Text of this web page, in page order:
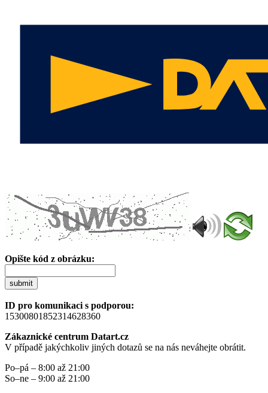
Opište kód z obrázku:
submit
ID pro komunikaci s podporou:
15300801852314628360
Zákaznické centrum Datart.cz
V případě jakýchkoliv jiných dotazů se na nás neváhejte obrátit.
Po–pá – 8:00 až 21:00
So–ne – 9:00 až 21:00